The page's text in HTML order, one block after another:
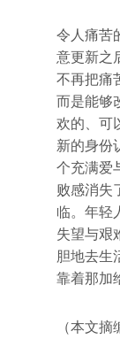
令人痛苦
意更新之
不再把痛
而是能够
欢的、可
新的身份
个充满爱
败感消失
临。年轻
失望与艰
胆地去生
靠着那加
（本文